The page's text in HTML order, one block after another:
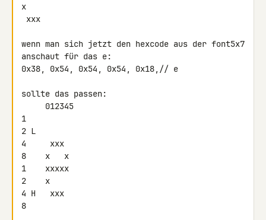
x
wenn man sich jetzt den hexcode aus der font5x7
anschaut für das e:
0x38, 0x54, 0x54, 0x54, 0x18,// e
sollte das passen:
1
2 L
4     xxx
8    x   x
1    xxxxx
2    x
4 H   xxx
8